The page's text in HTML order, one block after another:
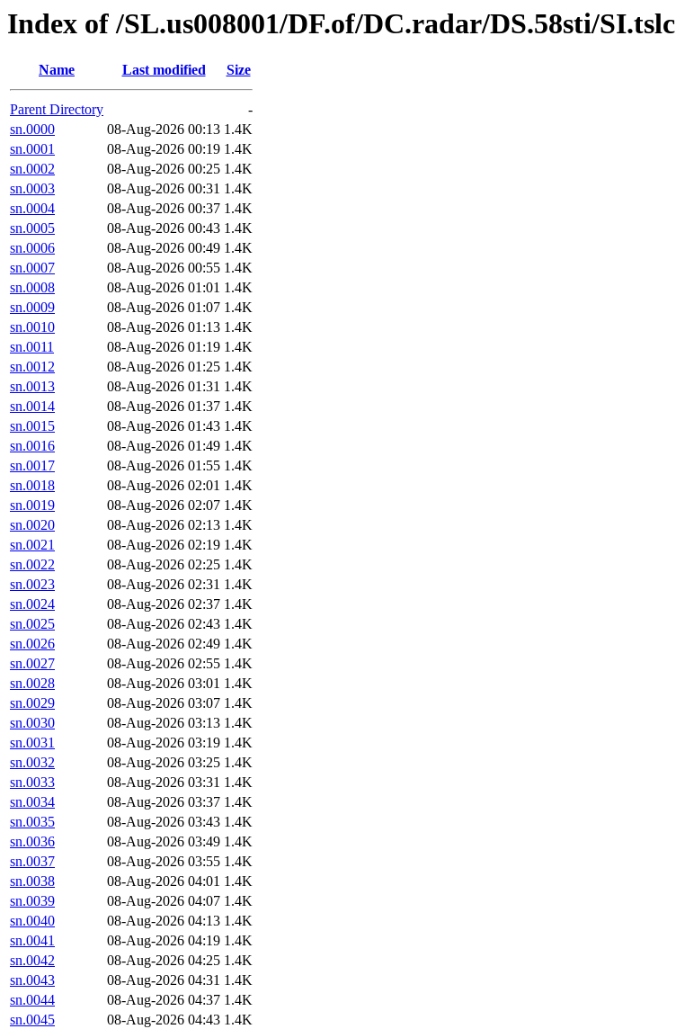
Index of /SL.us008001/DF.of/DC.radar/DS.58sti/SI.tslc
Name Last modified Size
Parent Directory
-
sn.0000
08-Aug-2026 00:13 1.4K
sn.0001
08-Aug-2026 00:19 1.4K
sn.0002
08-Aug-2026 00:25 1.4K
sn.0003
08-Aug-2026 00:31 1.4K
sn.0004
08-Aug-2026 00:37 1.4K
sn.0005
08-Aug-2026 00:43 1.4K
sn.0006
08-Aug-2026 00:49 1.4K
sn.0007
08-Aug-2026 00:55 1.4K
sn.0008
08-Aug-2026 01:01 1.4K
sn.0009
08-Aug-2026 01:07 1.4K
sn.0010
08-Aug-2026 01:13 1.4K
sn.0011
08-Aug-2026 01:19 1.4K
sn.0012
08-Aug-2026 01:25 1.4K
sn.0013
08-Aug-2026 01:31 1.4K
sn.0014
08-Aug-2026 01:37 1.4K
sn.0015
08-Aug-2026 01:43 1.4K
sn.0016
08-Aug-2026 01:49 1.4K
sn.0017
08-Aug-2026 01:55 1.4K
sn.0018
08-Aug-2026 02:01 1.4K
sn.0019
08-Aug-2026 02:07 1.4K
sn.0020
08-Aug-2026 02:13 1.4K
sn.0021
08-Aug-2026 02:19 1.4K
sn.0022
08-Aug-2026 02:25 1.4K
sn.0023
08-Aug-2026 02:31 1.4K
sn.0024
08-Aug-2026 02:37 1.4K
sn.0025
08-Aug-2026 02:43 1.4K
sn.0026
08-Aug-2026 02:49 1.4K
sn.0027
08-Aug-2026 02:55 1.4K
sn.0028
08-Aug-2026 03:01 1.4K
sn.0029
08-Aug-2026 03:07 1.4K
sn.0030
08-Aug-2026 03:13 1.4K
sn.0031
08-Aug-2026 03:19 1.4K
sn.0032
08-Aug-2026 03:25 1.4K
sn.0033
08-Aug-2026 03:31 1.4K
sn.0034
08-Aug-2026 03:37 1.4K
sn.0035
08-Aug-2026 03:43 1.4K
sn.0036
08-Aug-2026 03:49 1.4K
sn.0037
08-Aug-2026 03:55 1.4K
sn.0038
08-Aug-2026 04:01 1.4K
sn.0039
08-Aug-2026 04:07 1.4K
sn.0040
08-Aug-2026 04:13 1.4K
sn.0041
08-Aug-2026 04:19 1.4K
sn.0042
08-Aug-2026 04:25 1.4K
sn.0043
08-Aug-2026 04:31 1.4K
sn.0044
08-Aug-2026 04:37 1.4K
sn.0045
08-Aug-2026 04:43 1.4K